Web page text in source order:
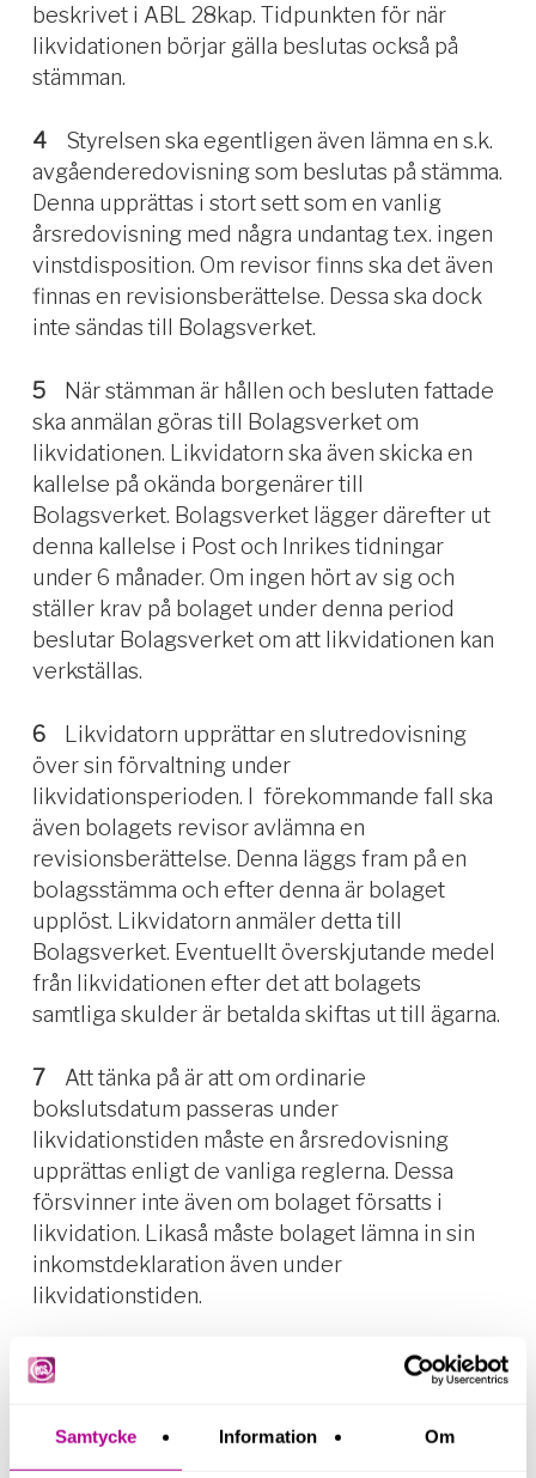
Samtycke Information Om
beskrivet i ABL 28kap. Tidpunkten för när
likvidationen börjar gälla beslutas också på
stämman.
4Styrelsen ska egentligen även lämna en s.k.
avgåenderedovisning som beslutas på stämma.
Denna upprättas i stort sett som en vanlig
årsredovisning med några undantag t.ex. ingen
vinstdisposition. Om revisor finns ska det även
finnas en revisionsberättelse. Dessa ska dock
inte sändas till Bolagsverket.
5När stämman är hållen och besluten fattade
ska anmälan göras till Bolagsverket om
likvidationen. Likvidatorn ska även skicka en
kallelse på okända borgenärer till
Bolagsverket. Bolagsverket lägger därefter ut
denna kallelse i Post och Inrikes tidningar
under 6 månader. Om ingen hört av sig och
ställer krav på bolaget under denna period
beslutar Bolagsverket om att likvidationen kan
verkställas.
6Likvidatorn upprättar en slutredovisning
över sin förvaltning under
likvidationsperioden. I förekommande fall ska
även bolagets revisor avlämna en
revisionsberättelse. Denna läggs fram på en
bolagsstämma och efter denna är bolaget
upplöst. Likvidatorn anmäler detta till
Bolagsverket. Eventuellt överskjutande medel
från likvidationen efter det att bolagets
samtliga skulder är betalda skiftas ut till ägarna.
7Att tänka på är att om ordinarie
bokslutsdatum passeras under
likvidationstiden måste en årsredovisning
upprättas enligt de vanliga reglerna. Dessa
försvinner inte även om bolaget försatts i
likvidation. Likaså måste bolaget lämna in sin
inkomstdeklaration även under
likvidationstiden.
8För ägarnas del likställs likvidationen vid en
avyttring av aktierna. Det innebär att de medel
skiftas ut till ägarna. Beloppet som skiftas ut,